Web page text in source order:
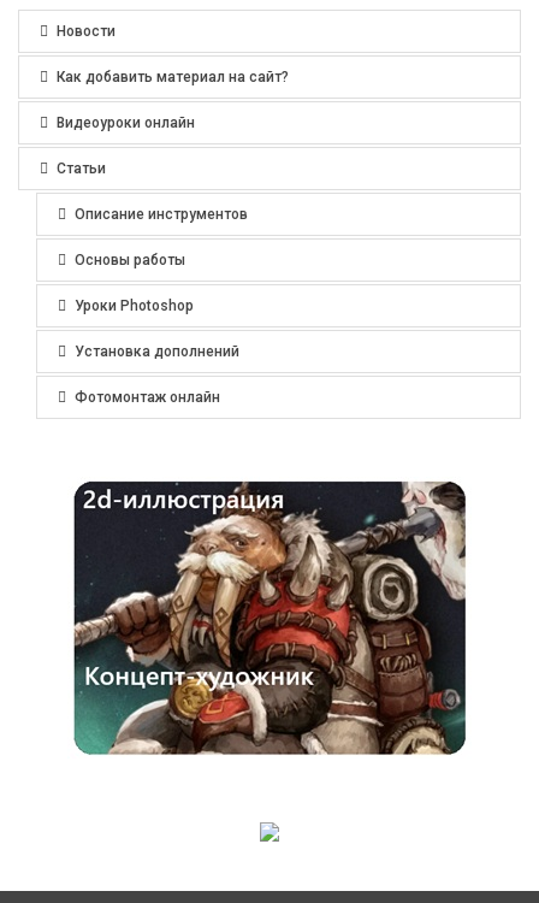
Новости
Как добавить материал на сайт?
Видеоуроки онлайн
Статьи
Описание инструментов
Основы работы
Уроки Photoshop
Установка дополнений
Фотомонтаж онлайн